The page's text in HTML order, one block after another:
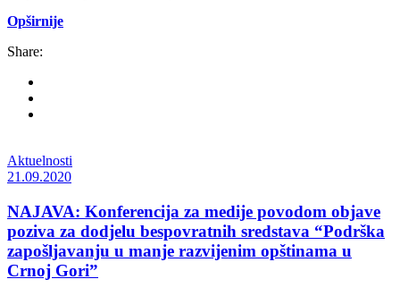
Opširnije
Share:
Aktuelnosti
21.09.2020
NAJAVA: Konferencija za medije povodom objave
poziva za dodjelu bespovratnih sredstava “Podrška
zapošljavanju u manje razvijenim opštinama u
Crnoj Gori”